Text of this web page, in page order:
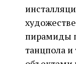
пирамиды
танцпола